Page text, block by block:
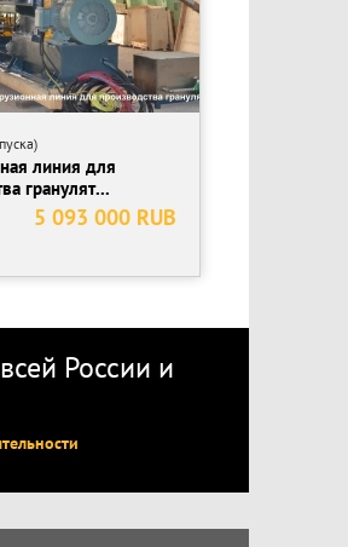
линия для
гранулят...
5 093 000 RUB
России и